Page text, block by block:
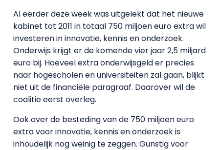
Al eerder deze week was uitgelekt dat het nieuwe
kabinet tot 2011 in totaal 750 miljoen euro extra wil
investeren in innovatie, kennis en onderzoek.
Onderwijs krijgt er de komende vier jaar 2,5 miljard
euro bij. Hoeveel extra onderwijsgeld er precies
naar hogescholen en universiteiten zal gaan, blijkt
niet uit de financiële paragraaf. Daarover wil de
coalitie eerst overleg.
Ook over de besteding van de 750 miljoen euro
extra voor innovatie, kennis en onderzoek is
inhoudelijk nog weinig te zeggen. Gunstig voor